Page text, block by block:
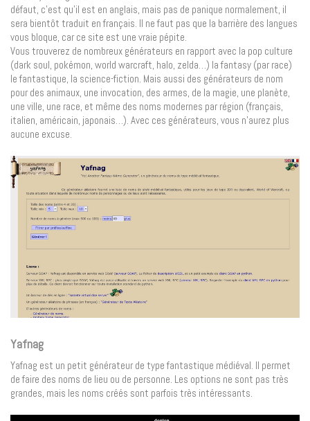
défaut, c’est qu’il est en anglais, mais pas de panique normalement, il
sera bientôt traduit en français. Il ne faut pas que la barrière des langues
vous bloque, car ce site est une vraie pépite.
Vous trouverez de nombreux générateurs en rapport avec la pop culture
(dark soul, pokémon, world warcraft, halo, zelda…) la fantasy (par race)
le fantastique, la science-fiction. Mais aussi des générateurs de nom
pour des animaux, une invocation, des armes, de la magie, une planète,
une ville, une race, et même des noms modernes par région (français,
italien, américain, japonais…). Avec ces générateurs, vous n’aurez plus
aucune excuse.
Yafnag
Yafnag est un petit générateur de type fantastique médiéval. Il permet
de faire des noms de lieu ou de personne. Les options ne sont pas très
grandes, mais les noms créés sont parfois très intéressants.